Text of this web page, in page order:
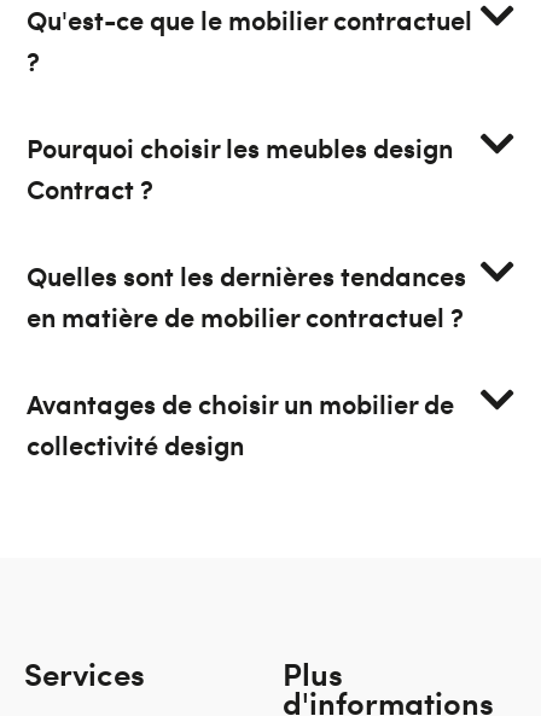
Qu'est-ce que le mobilier contractuel
?
Pourquoi choisir les meubles design
Contract ?
Quelles sont les dernières tendances
en matière de mobilier contractuel ?
Avantages de choisir un mobilier de
collectivité design
Services Plus
d'informations